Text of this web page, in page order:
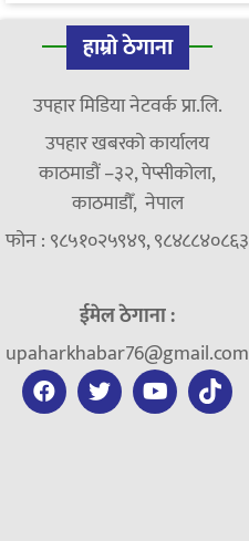
हाम्रो ठेगाना
उपहार मिडिया नेटवर्क प्रा.लि.
उपहार खबरको कार्यालय
काठमाडौं –३२, पेप्सीकोला,
काठमाडौँ, नेपाल
फोन : ९८५१०२५९४९, ९८४८८४०८६३
ईमेल ठेगाना :
upaharkhabar76@gmail.com